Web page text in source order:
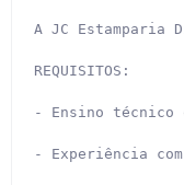
A JC Estamparia
REQUISITOS:
- Ensino técnico
- Experiência